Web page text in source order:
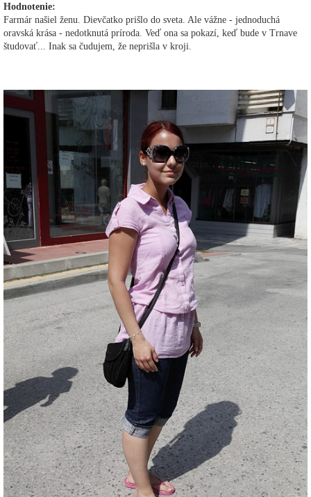
Hodnotenie:
Farmár našiel ženu. Dievčatko prišlo do sveta. Ale vážne - jednoduchá
oravská krása - nedotknutá príroda. Veď ona sa pokazí, keď bude v Trnave
študovať... Inak sa čudujem, že neprišla v kroji.